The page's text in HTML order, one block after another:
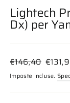
Lightech
Dx) per
Prezzo
di
listino
€146,40 Prezzo
Imposte incluse.